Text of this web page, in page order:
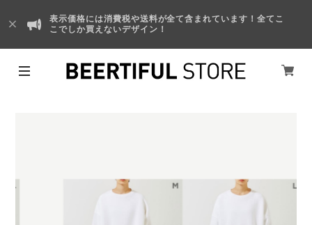
表示価格には消費税や送料が全て含まれています！全てこ
こでしか買えないデザイン！